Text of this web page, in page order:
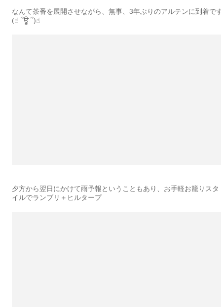
なんて茶番を展開させながら、無事、3年ぶりのアルテンに到着で
(☝︎ ՞ਊ ՞)☝︎
夕方から翌日にかけて雨予報ということもあり、お手軽お籠りスタ
イルでランブリ＋ヒルタープ